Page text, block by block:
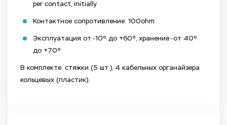
per contact, initially
Контактное сопротивление: 100ohm
Эксплуатация от -10⁰ до +60⁰, хранение -от 40⁰
до +70⁰
В комплекте: стяжки (5 шт.), 4 кабельных органайзера
кольцевых (пластик).